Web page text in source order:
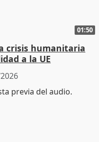
01:50
crisis humanitaria
a la UE